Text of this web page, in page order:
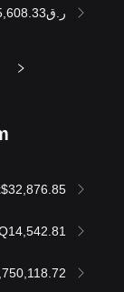
ر.ق235,608.33